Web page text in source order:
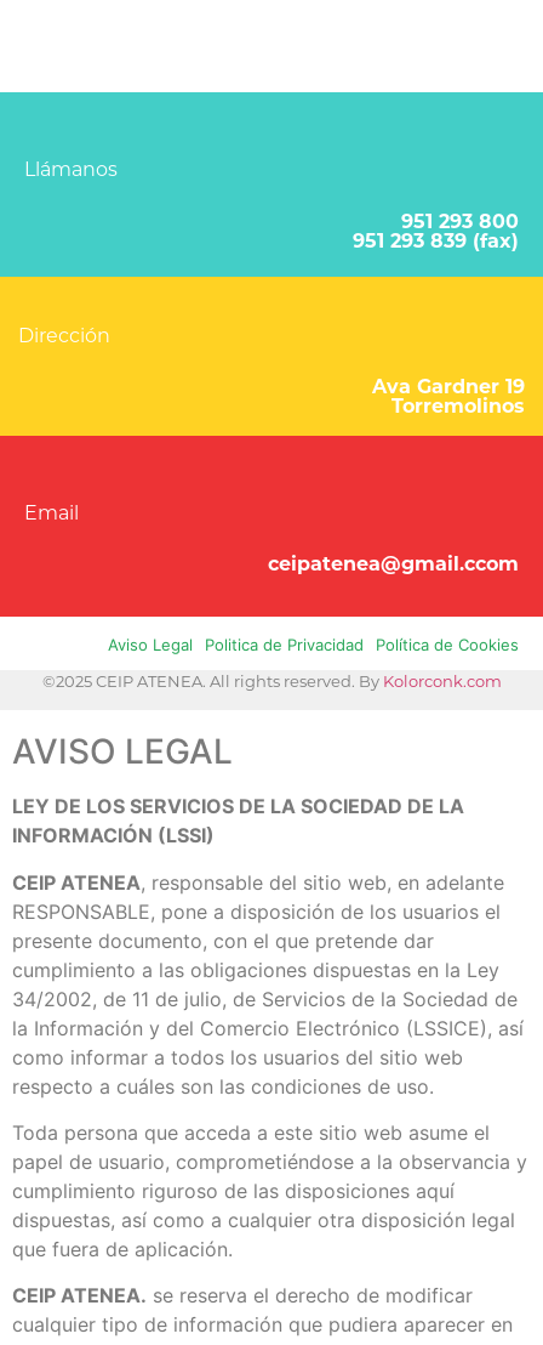
Llámanos
951 293 800
951 293 839 (fax)
Dirección
Ava Gardner 19
Torremolinos
Email
ceipatenea@gmail.ccom
Aviso Legal Politica de Privacidad
Política de Cookies
©2025 CEIP ATENEA. All rights reserved. By Kolorconk.com
AVISO LEGAL
LEY DE LOS SERVICIOS DE LA SOCIEDAD DE LA
INFORMACIÓN (LSSI)
CEIP ATENEA, responsable del sitio web, en adelante
RESPONSABLE, pone a disposición de los usuarios el
presente documento, con el que pretende dar
cumplimiento a las obligaciones dispuestas en la Ley
34/2002, de 11 de julio, de Servicios de la Sociedad de
la Información y del Comercio Electrónico (LSSICE), así
como informar a todos los usuarios del sitio web
respecto a cuáles son las condiciones de uso.
Toda persona que acceda a este sitio web asume el
papel de usuario, comprometiéndose a la observancia y
cumplimiento riguroso de las disposiciones aquí
dispuestas, así como a cualquier otra disposición legal
que fuera de aplicación.
CEIP ATENEA. se reserva el derecho de modificar
cualquier tipo de información que pudiera aparecer en